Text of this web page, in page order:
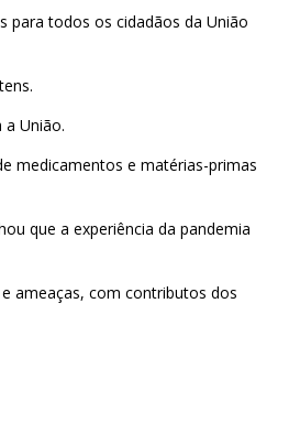
para todos os cidadãos da União
União.
medicamentos e matérias-primas
que a experiência da pandemia
ameaças, com contributos dos